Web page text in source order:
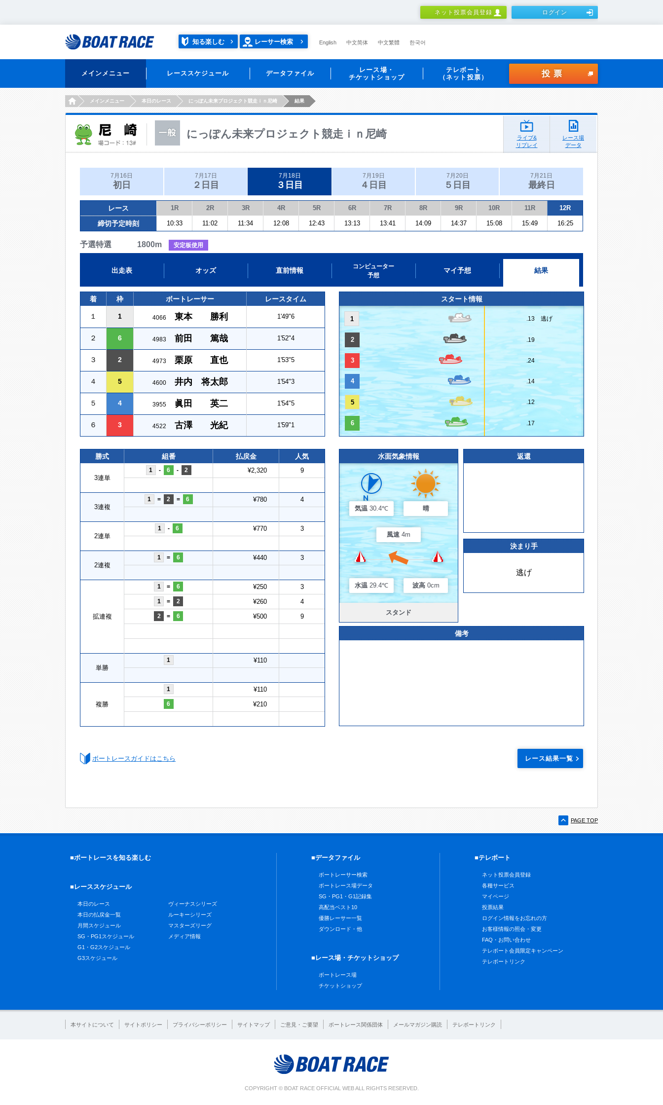
ネット投票会員登録 ログイン
知る楽しむ レーサー検索 English 中文简体 中文繁體 한국어
メインメニュー レーススケジュール データファイル
レース場・
チケットショップ
テレボート
（ネット投票）
投票
HOMEメインメニュー 本日のレース にっぽん未来プロジェクト競走ｉｎ尼崎 結果
にっぽん未来プロジェクト競走ｉｎ尼崎
ライブ&
リプレイ
レース場
データ
7月16日
初日
7月17日
２日目
7月18日
３日目
7月19日
４日目
7月20日
５日目
7月21日
最終日
レース 1R 2R 3R 4R 5R 6R 7R 8R 9R 10R 11R 12R
締切予定時刻 10:33 11:02 11:34 12:08 12:43 13:13 13:41 14:09 14:37 15:08 15:49 16:25
予選特選 1800m 安定板使用
出走表 オッズ 直前情報
コンピューター
予想
マイ予想 結果
着 枠 ボートレーサー レースタイム
１ 1 4066 東本 勝利 1'49"6
２ 6 4983 前田 篤哉 1'52"4
３ 2 4973 栗原 直也 1'53"5
４ 5 4600 井内 将太郎 1'54"3
５ 4 3955 眞田 英二 1'54"5
６ 3 4522 古澤 光紀 1'59"1
スタート情報
1 .13 逃げ
2 .19
3 .24
4 .14
5 .12
6 .17
勝式 組番 払戻金 人気
3連単
1 - 6 - 2 ¥2,320 9
3連複
1 = 2 = 6 ¥780 4
2連単
1 - 6 ¥770 3
2連複
1 = 6 ¥440 3
拡連複
1 = 6 ¥250 3
1 = 2 ¥260 4
2 = 6 ¥500 9
単勝
1 ¥110
複勝
1 ¥110
6 ¥210
水面気象情報
気温 30.4℃ 晴
風速 4m
水温 29.4℃ 波高 0cm
スタンド
返還
決まり手
逃げ
備考
ボートレースガイドはこちら レース結果一覧
PAGE TOP
■ボートレースを知る楽しむ
■レーススケジュール
本日のレース
本日の払戻金一覧
月間スケジュール
SG・PG1スケジュール
G1・G2スケジュール
G3スケジュール
ヴィーナスシリーズ
ルーキーシリーズ
マスターズリーグ
メディア情報
■データファイル
ボートレーサー検索
ボートレース場データ
SG・PG1・G1記録集
高配当ベスト10
優勝レーサー一覧
ダウンロード・他
■レース場・チケットショップ
ボートレース場
チケットショップ
■テレボート
ネット投票会員登録
各種サービス
マイページ
投票結果
ログイン情報をお忘れの方
お客様情報の照会・変更
FAQ・お問い合わせ
テレボート会員限定キャンペーン
テレボートリンク
本サイトについて サイトポリシー プライバシーポリシー サイトマップ ご意見・ご要望 ボートレース関係団体 メールマガジン購読 テレボートリンク
COPYRIGHT © BOAT RACE OFFICIAL WEB ALL RIGHTS RESERVED.